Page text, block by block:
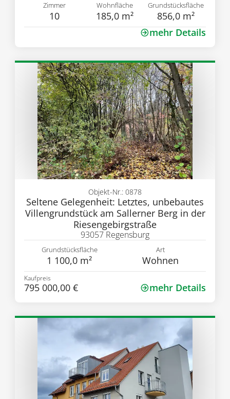
Zimmer
10
Wohnfläche
185,0 m²
Grundstücksfläche
856,0 m²
mehr Details
Seltene Gelegenheit: Letztes, unbebautes
Villengrundstück am Sallerner Berg in der
Riesengebirgstraße
Objekt-Nr.: 0878
93057 Regensburg
Grundstücksfläche
1 100,0 m²
Art
Wohnen
Kaufpreis
795 000,00 € mehr Details